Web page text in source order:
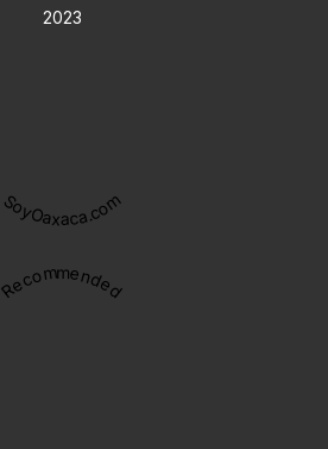
2023
SoyOaxaca.com
Recommended